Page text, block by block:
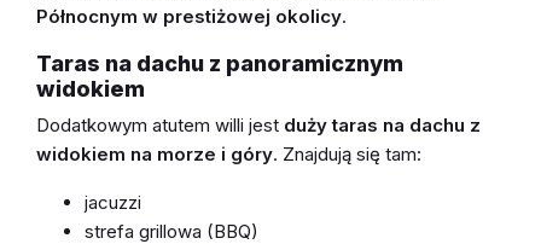
Północnym w prestiżowej okolicy.
Taras na dachu z panoramicznym
widokiem
Dodatkowym atutem willi jest duży taras na dachu z
widokiem na morze i góry. Znajdują się tam:
jacuzzi
strefa grillowa (BBQ)